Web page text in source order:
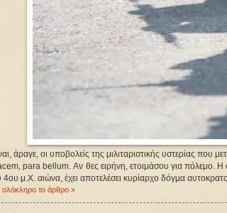
άραγε, οι υποβολείς της μιλιταριστικής υστερίας
para bellum. Αν θες ειρήνη, ετοιμάσου για πόλεμο.
4ου μ.Χ. αιώνα, έχει αποτελέσει κυρίαρχο δόγμα
ολόκληρο το άρθρο »